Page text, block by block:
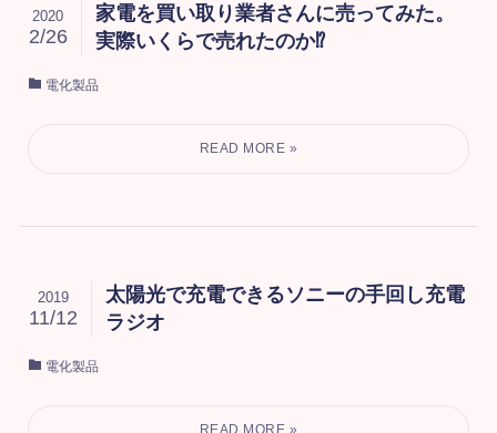
家電を買い取り業者さんに売ってみた。
実際いくらで売れたのか⁉
2020
2/26
電化製品
太陽光で充電できるソニーの手回し充電
ラジオ
2019
11/12
電化製品